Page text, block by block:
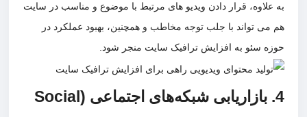
قرار دادن ویدیو های مرتبط با موضوع و مناسب در سایت
تواند با جلب توجه مخاطب و همچنین، بهبود عملکرد در
سئو به افزایش ترافیک سایت منجر شود.
4. بازاریابی شبکه‌های اجتماعی (Social